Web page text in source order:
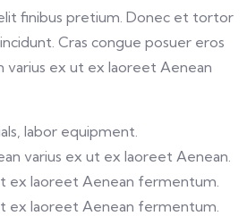
finibus pretium. Donec et tortor
Cras congue posuer eros
varius ex ut ex laoreet Aenean
labor equipment.
varius ex ut ex laoreet Aenean.
ex laoreet Aenean fermentum.
ex laoreet Aenean fermentum.